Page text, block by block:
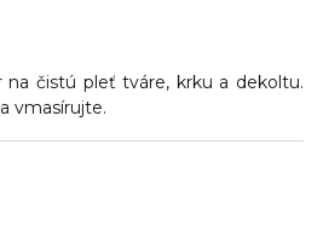
na čistú pleť tváre, krku a dekoltu.
vmasírujte.